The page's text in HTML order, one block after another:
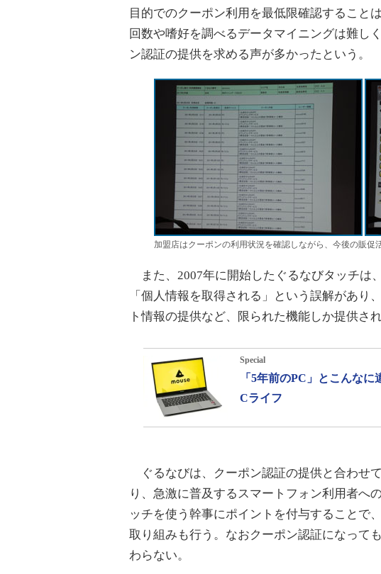
目的でのクーポン利用を最低限確認すること
回数や嗜好を調べるデータマイニングは難し
ン認証の提供を求める声が多かったという。
加盟店はクーポンの利用状況を確認しながら、今後の販促
また、2007年に開始したぐるなびタッチは
「個人情報を取得される」という誤解があり
ト情報の提供など、限られた機能しか提供さ
Special
「5年前のPC」とこんな
Cライフ
ぐるなびは、クーポン認証の提供と合わせ
り、急激に普及するスマートフォン利用者へ
ッチを使う幹事にポイントを付与することで
取り組みも行う。なおクーポン認証になって
わらない。